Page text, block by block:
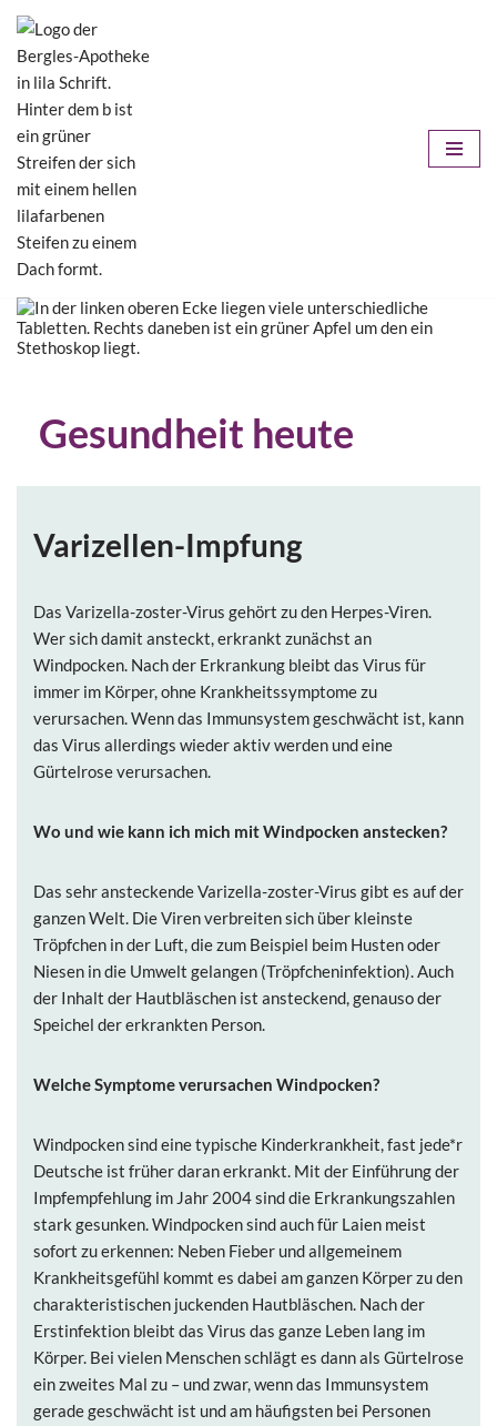
Zum
Inhalt
springen
Gesundheit heute
Varizellen-Impfung
Das Varizella-zoster-Virus gehört zu den Herpes-Viren.
Wer sich damit ansteckt, erkrankt zunächst an
Windpocken. Nach der Erkrankung bleibt das Virus für
immer im Körper, ohne Krankheitssymptome zu
verursachen. Wenn das Immunsystem geschwächt ist, kann
das Virus allerdings wieder aktiv werden und eine
Gürtelrose verursachen.
Wo und wie kann ich mich mit Windpocken anstecken?
Das sehr ansteckende Varizella-zoster-Virus gibt es auf der
ganzen Welt. Die Viren verbreiten sich über kleinste
Tröpfchen in der Luft, die zum Beispiel beim Husten oder
Niesen in die Umwelt gelangen (Tröpfcheninfektion). Auch
der Inhalt der Hautbläschen ist ansteckend, genauso der
Speichel der erkrankten Person.
Welche Symptome verursachen Windpocken?
Windpocken sind eine typische Kinderkrankheit, fast jede*r
Deutsche ist früher daran erkrankt. Mit der Einführung der
Impfempfehlung im Jahr 2004 sind die Erkrankungszahlen
stark gesunken. Windpocken sind auch für Laien meist
sofort zu erkennen: Neben Fieber und allgemeinem
Krankheitsgefühl kommt es dabei am ganzen Körper zu den
charakteristischen juckenden Hautbläschen. Nach der
Erstinfektion bleibt das Virus das ganze Leben lang im
Körper. Bei vielen Menschen schlägt es dann als Gürtelrose
ein zweites Mal zu – und zwar, wenn das Immunsystem
gerade geschwächt ist und am häufigsten bei Personen